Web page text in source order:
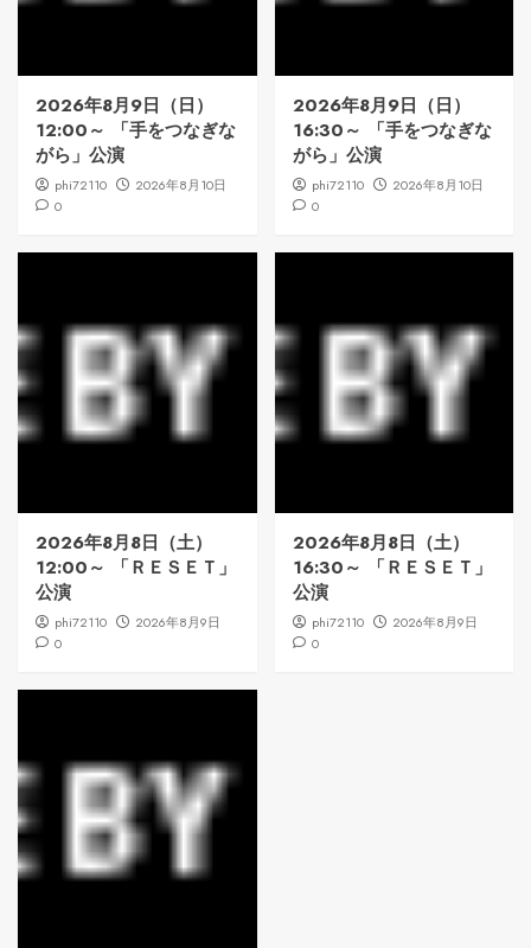
2026年8月9日（日）
12:00～ 「手をつなぎな
がら」公演
phi72110
2026年8月10日
0
2026年8月9日（日）
16:30～ 「手をつなぎな
がら」公演
phi72110
2026年8月10日
0
2026年8月8日（土）
12:00～ 「ＲＥＳＥＴ」
公演
phi72110
2026年8月9日
0
2026年8月8日（土）
16:30～ 「ＲＥＳＥＴ」
公演
phi72110
2026年8月9日
0